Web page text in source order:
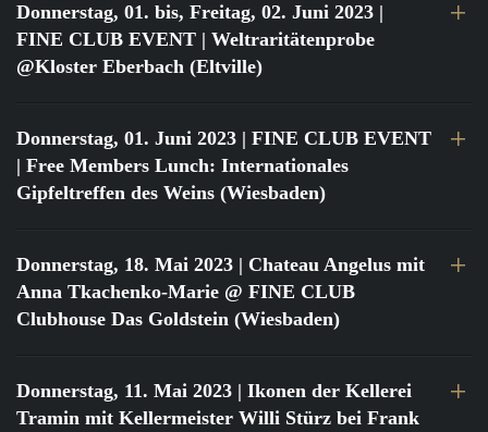
Donnerstag, 01. bis, Freitag, 02. Juni 2023 |
FINE CLUB EVENT | Weltraritätenprobe
@Kloster Eberbach (Eltville)
Donnerstag, 01. Juni 2023 | FINE CLUB EVENT
| Free Members Lunch: Internationales
Gipfeltreffen des Weins (Wiesbaden)
Donnerstag, 18. Mai 2023 | Chateau Angelus mit
Anna Tkachenko-Marie @ FINE CLUB
Clubhouse Das Goldstein (Wiesbaden)
Donnerstag, 11. Mai 2023 | Ikonen der Kellerei
Tramin mit Kellermeister Willi Stürz bei Frank